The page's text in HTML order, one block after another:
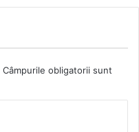
Câmpurile obligatorii sunt